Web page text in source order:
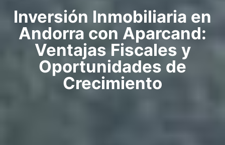
Inversión Inmobiliaria en
Andorra con Aparcand:
Ventajas Fiscales y
Oportunidades de
Crecimiento